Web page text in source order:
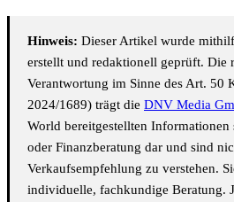
Hinweis: Dieser Artikel wurde
erstellt und redaktionell geprüft. Die
Verantwortung im Sinne des Art. 50
2024/1689) trägt die DNV Media
World bereitgestellten Informationen
oder Finanzberatung dar und sind
Verkaufsempfehlung zu verstehen.
individuelle, fachkundige Beratung.